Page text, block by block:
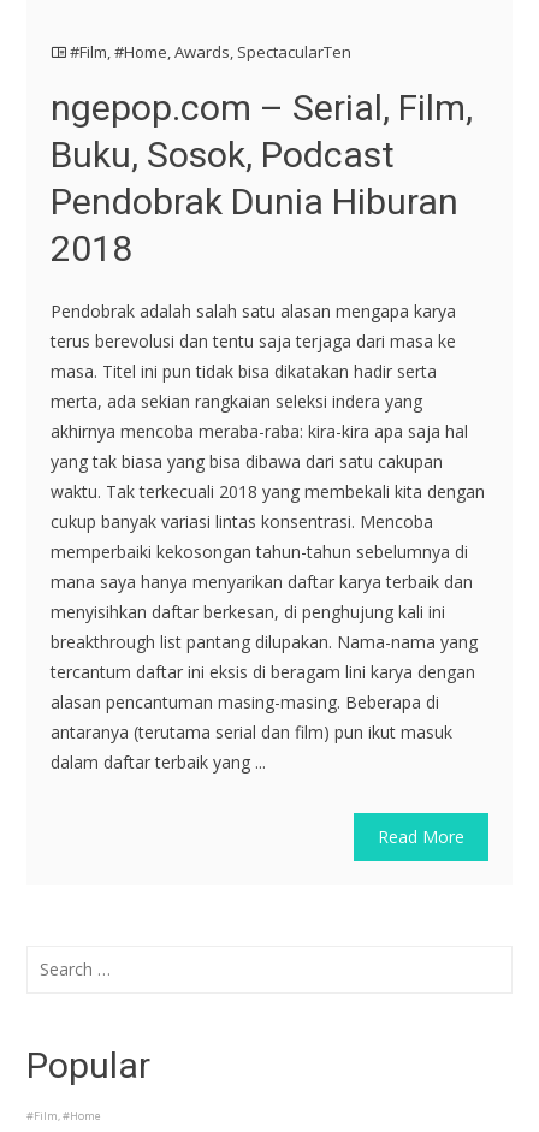
#Film,#Home,Awards, SpectacularTen
ngepop.com – Serial, Film,
Buku, Sosok, Podcast
Pendobrak Dunia Hiburan
2018
Pendobrak adalah salah satu alasan mengapa karya
terus berevolusi dan tentu saja terjaga dari masa ke
masa. Titel ini pun tidak bisa dikatakan hadir serta
merta, ada sekian rangkaian seleksi indera yang
akhirnya mencoba meraba-raba: kira-kira apa saja hal
yang tak biasa yang bisa dibawa dari satu cakupan
waktu. Tak terkecuali 2018 yang membekali kita dengan
cukup banyak variasi lintas konsentrasi. Mencoba
memperbaiki kekosongan tahun-tahun sebelumnya di
mana saya hanya menyarikan daftar karya terbaik dan
menyisihkan daftar berkesan, di penghujung kali ini
breakthrough list pantang dilupakan. Nama-nama yang
tercantum daftar ini eksis di beragam lini karya dengan
alasan pencantuman masing-masing. Beberapa di
antaranya (terutama serial dan film) pun ikut masuk
dalam daftar terbaik yang ...
Read More
Search
Popular